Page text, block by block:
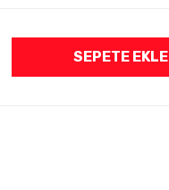
SEPETE EKLE